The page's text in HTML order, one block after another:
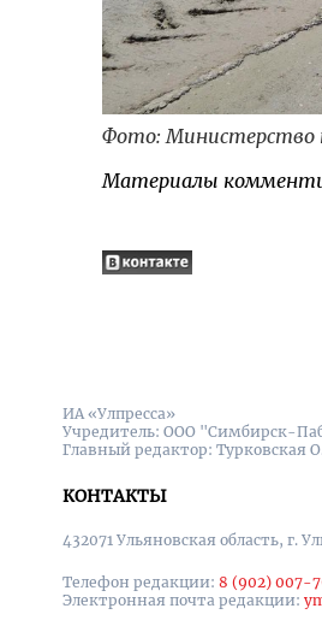
Фото: Министерство
Материалы
ИА «Улпресса»
Учредитель: ООО "Симбирск-
Главный редактор: Турковская
КОНТАКТЫ
432071 Ульяновская область, г.
Телефон редакции: 8 (902) 007-
Электронная почта редакции: